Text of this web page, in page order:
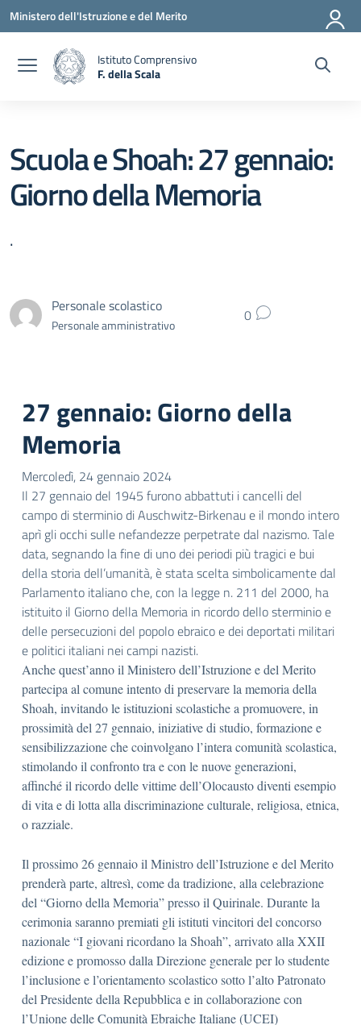
Vai ai contenuti
Vai al menu di navigazione
Vai al footer
Ministero dell'Istruzione e del Merito
Istituto Comprensivo
F. della Scala
Scuola e Shoah: 27 gennaio:
Giorno della Memoria
.
Personale scolastico
Personale amministrativo 0
27 gennaio: Giorno della
Memoria
Mercoledì, 24 gennaio 2024
Il 27 gennaio del 1945 furono abbattuti i cancelli del
campo di sterminio di Auschwitz-Birkenau e il mondo intero
aprì gli occhi sulle nefandezze perpetrate dal nazismo. Tale
data, segnando la fine di uno dei periodi più tragici e bui
della storia dell’umanità, è stata scelta simbolicamente dal
Parlamento italiano che, con la legge n. 211 del 2000, ha
istituito il Giorno della Memoria in ricordo dello sterminio e
delle persecuzioni del popolo ebraico e dei deportati militari
e politici italiani nei campi nazisti.
Anche quest’anno il Ministero dell’Istruzione e del Merito
partecipa al comune intento di preservare la memoria della
Shoah, invitando le istituzioni scolastiche a promuovere, in
prossimità del 27 gennaio, iniziative di studio, formazione e
sensibilizzazione che coinvolgano l’intera comunità scolastica,
stimolando il confronto tra e con le nuove generazioni,
affinché il ricordo delle vittime dell’Olocausto diventi esempio
di vita e di lotta alla discriminazione culturale, religiosa, etnica,
o razziale.
Il prossimo 26 gennaio il Ministro dell’Istruzione e del Merito
prenderà parte, altresì, come da tradizione, alla celebrazione
del “Giorno della Memoria” presso il Quirinale. Durante la
cerimonia saranno premiati gli istituti vincitori del concorso
nazionale “I giovani ricordano la Shoah”, arrivato alla XXII
edizione e promosso dalla Direzione generale per lo studente
l’inclusione e l’orientamento scolastico sotto l’alto Patronato
del Presidente della Repubblica e in collaborazione con
l’Unione delle Comunità Ebraiche Italiane (UCEI)